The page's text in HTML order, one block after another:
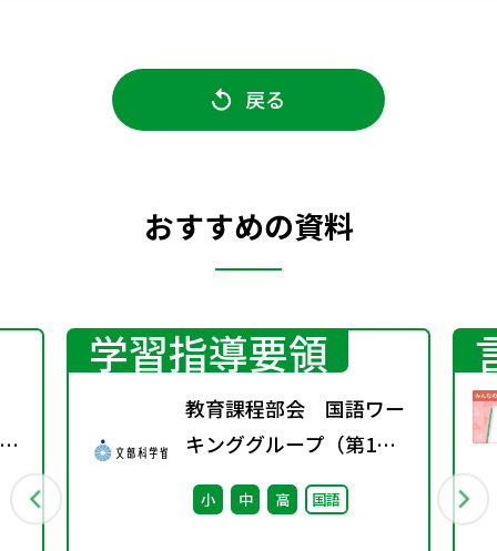
戻る
おすすめの資料
学習指導要領
教育課程部会 国語ワー
キンググループ（第1
回） 配付資料
小 中 高 国語